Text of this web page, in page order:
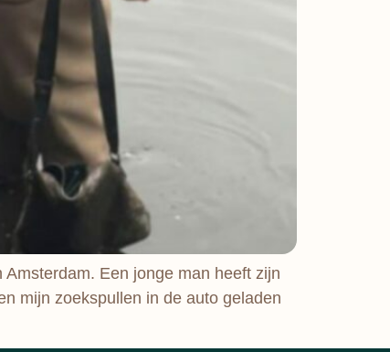
Een jonge man heeft zijn
mijn zoekspullen in de auto geladen